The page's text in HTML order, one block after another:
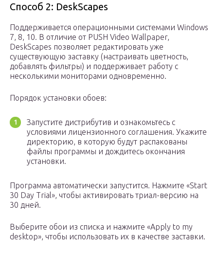
Способ 2: DeskScapes
Поддерживается операционными системами Windows
7, 8, 10. В отличие от PUSH Video Wallpaper,
DeskScapes позволяет редактировать уже
существующую заставку (настраивать цветность,
добавлять фильтры) и поддерживает работу с
несколькими мониторами одновременно.
Порядок установки обоев:
Запустите дистрибутив и ознакомьтесь с
условиями лицензионного соглашения. Укажите
директорию, в которую будут распакованы
файлы программы и дождитесь окончания
установки.
Программа автоматически запустится. Нажмите «Start
30 Day Trial», чтобы активировать триал-версию на
30 дней.
Выберите обои из списка и нажмите «Apply to my
desktop», чтобы использовать их в качестве заставки.